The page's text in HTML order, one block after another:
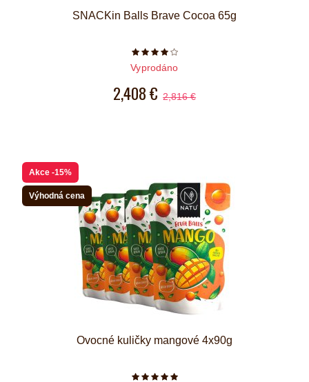
SNACKin Balls Brave Cocoa 65g
Počet hvězdiček je 4 z 5
Vyprodáno
2,408 € 2,816 €
Akce -15%
Výhodná cena
Ovocné kuličky mangové 4x90g